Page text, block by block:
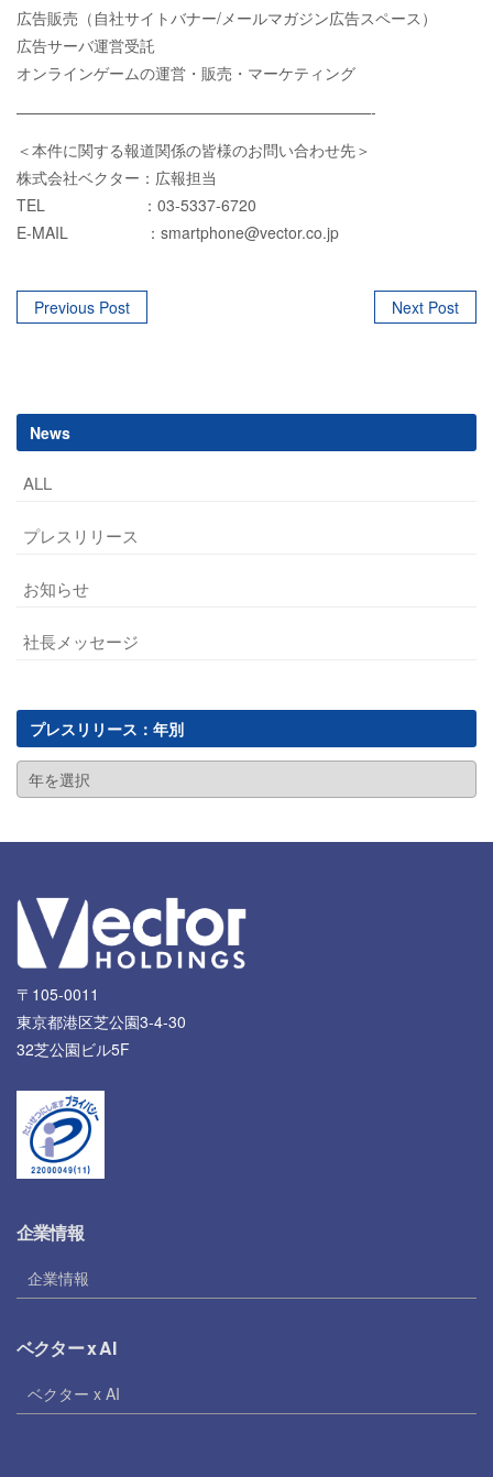
広告販売（自社サイトバナー/メールマガジン広告スペース）
広告サーバ運営受託
オンラインゲームの運営・販売・マーケティング
———————————————————————-
＜本件に関する報道関係の皆様のお問い合わせ先＞
株式会社ベクター：広報担当
TEL ：03-5337-6720
E-MAIL ：smartphone@vector.co.jp
Post
Previous Post Next Post
News
ALL
プレスリリース
お知らせ
社長メッセージ
プレスリリース：年別
〒105-0011
東京都港区芝公園3-4-30
32芝公園ビル5F
企業情報
企業情報
ベクター x AI
ベクター x AI